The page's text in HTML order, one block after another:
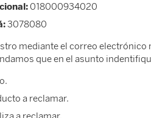
018000934020
3078080
mediante el correo
que en el asunto
a reclamar.